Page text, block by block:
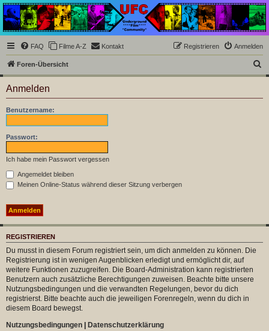
Underground Film
Community
Die Underground Film Community ist ein deutschsprachiges Filmforum und ein Paradies
für Cineasten und Filmsüchtige jenseits des Mainstreams.
FAQ Filme A-Z Kontakt Anmelden
Registrieren
Foren-Übersicht
u
Anmelden
Benutzername:
Passwort:
Ich habe mein Passwort vergessen
Angemeldet bleiben
Meinen Online-Status während dieser Sitzung verbergen
REGISTRIEREN
Du musst in diesem Forum registriert sein, um dich anmelden zu können. Die
Registrierung ist in wenigen Augenblicken erledigt und ermöglicht dir, auf
weitere Funktionen zuzugreifen. Die Board-Administration kann registrierten
Benutzern auch zusätzliche Berechtigungen zuweisen. Beachte bitte unsere
Nutzungsbedingungen und die verwandten Regelungen, bevor du dich
registrierst. Bitte beachte auch die jeweiligen Forenregeln, wenn du dich in
diesem Board bewegst.
Nutzungsbedingungen
Datenschutzerklärung